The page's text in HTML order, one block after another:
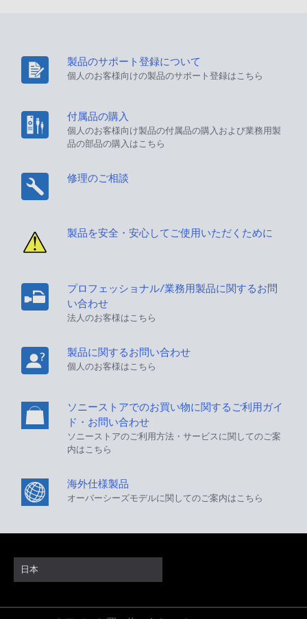
製品のサポート登録について
個人のお客様向けの製品のサポート登録はこちら
付属品の購入
個人のお客様向け製品の付属品の購入および業務用製
品の部品の購入はこちら
修理のご相談
製品を安全・安心してご使用いただくために
プロフェッショナル/業務用製品に関するお問
い合わせ
法人のお客様はこちら
製品に関するお問い合わせ
個人のお客様はこちら
ソニーストアでのお買い物に関するご利用ガイ
ド・お問い合わせ
ソニーストアのご利用方法・サービスに関してのご案
内はこちら
海外仕様製品
オーバーシーズモデルに関してのご案内はこちら
日本